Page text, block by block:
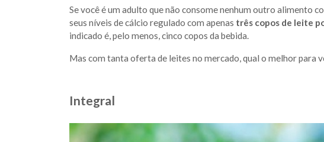
Se você é um adulto que não consome nenhum outro alimento
seus níveis de cálcio regulado com apenas três copos de leite
indicado é, pelo menos, cinco copos da bebida.
Mas com tanta oferta de leites no mercado, qual o melhor para
Integral